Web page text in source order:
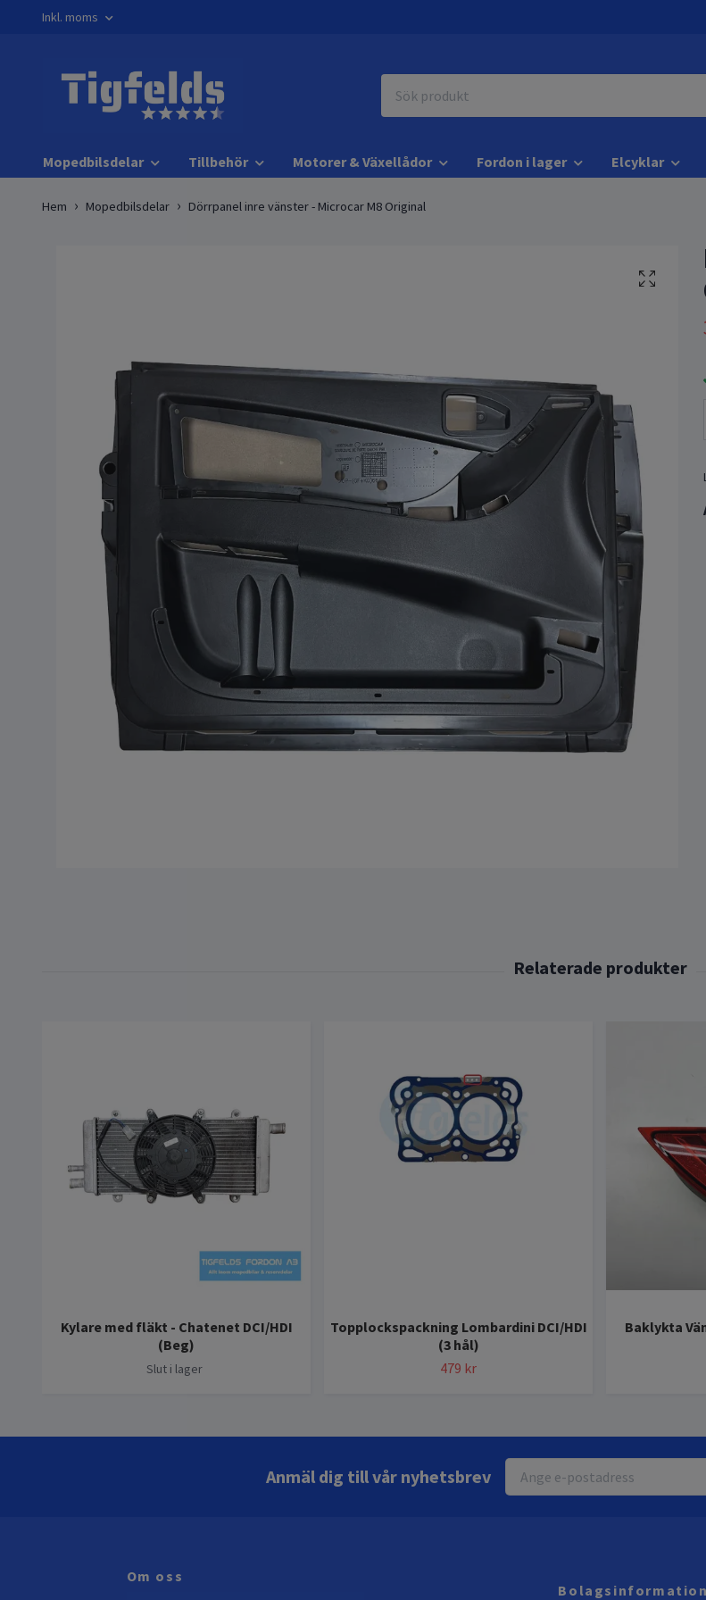
Inkl. moms
Mopedbilsdelar Tillbehör Motorer & Växellådor Fordon i lager Elcyklar
Hem Mopedbilsdelar Dörrpanel inre vänster - Microcar M8 Original
Kylare med fläkt - Chatenet DCI/HDI
(Beg)
Slut i lager
Topplockspackning Lombardini DCI/HDI
(3 hål)
479 kr
Baklykta
Anmäl dig till vår nyhetsbrev
Om oss
Bolagsinformation